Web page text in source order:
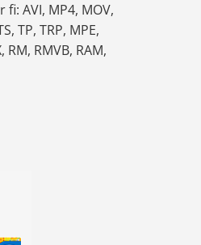
AVI, MP4, MOV,
TP, TRP, MPE,
RM, RMVB, RAM,